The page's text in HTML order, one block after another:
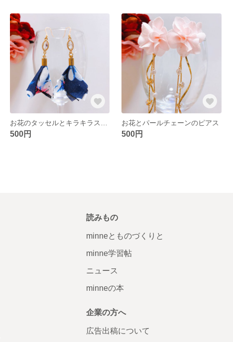
500円
お花とパールチェーンのピアス
500円
読みもの
minneとものづくりと
minne学習帖
ニュース
minneの本
企業の方へ
広告出稿について